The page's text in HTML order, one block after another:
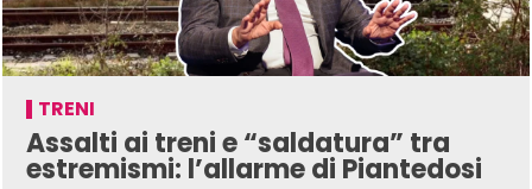
TRENI
Assalti ai treni e “saldatura” tra
estremismi: l’allarme di Piantedosi